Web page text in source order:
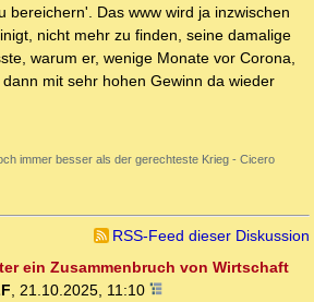
bereichern'. Das www wird ja inzwischen
nicht mehr zu finden, seine damalige
warum er, wenige Monate vor Corona,
mit sehr hohen Gewinn da wieder
immer besser als der gerechteste Krieg - Cicero
RSS-Feed dieser Diskussion
ein Zusammenbruch von Wirtschaft
, 21.10.2025, 11:10